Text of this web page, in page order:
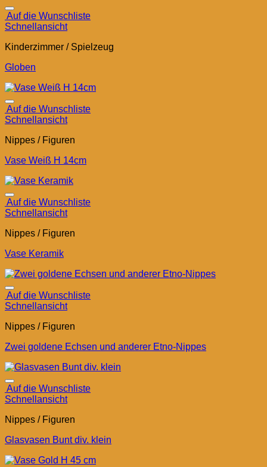
Auf die Wunschliste
Schnellansicht
Kinderzimmer / Spielzeug
Globen
Auf die Wunschliste
Schnellansicht
Nippes / Figuren
Vase Weiß H 14cm
Auf die Wunschliste
Schnellansicht
Nippes / Figuren
Vase Keramik
Auf die Wunschliste
Schnellansicht
Nippes / Figuren
Zwei goldene Echsen und anderer Etno-Nippes
Auf die Wunschliste
Schnellansicht
Nippes / Figuren
Glasvasen Bunt div. klein